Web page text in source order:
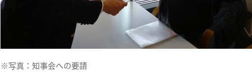
※写真：知事会への要請